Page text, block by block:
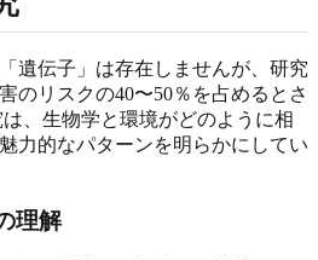
遺伝子」は存在しませんが、研究
のリスクの40〜50％を占めるとさ
、生物学と環境がどのように相
力的なパターンを明らかにしてい
理解